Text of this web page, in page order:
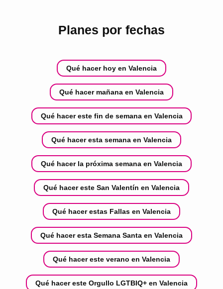
Planes por fechas
Qué hacer hoy en Valencia
Qué hacer mañana en Valencia
Qué hacer este fin de semana en Valencia
Qué hacer esta semana en Valencia
Qué hacer la próxima semana en Valencia
Qué hacer este San Valentín en Valencia
Qué hacer estas Fallas en Valencia
Qué hacer esta Semana Santa en Valencia
Qué hacer este verano en Valencia
Qué hacer este Orgullo LGTBIQ+ en Valencia